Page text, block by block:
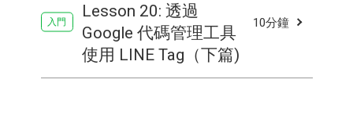
Lesson 20: 透過
Google 代碼管理工具
使用 LINE Tag（下篇)
10分鐘